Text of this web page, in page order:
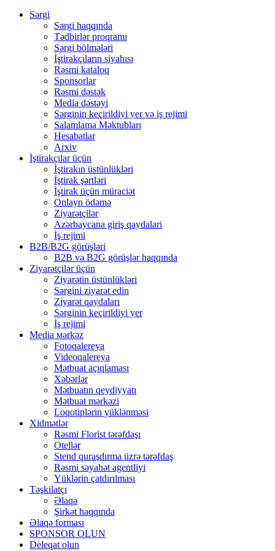
Sərgi
Sərgi haqqında
Tədbirlər proqramı
Sərgi bölmələri
İştirakçıların siyahısı
Rəsmi kataloq
Sponsorlar
Rəsmi dəstək
Media dəstəyi
Sərginin keçirildiyi yer və iş rejimi
Salamlama Məktubları
Hesabatlar
Arxiv
İştirakçılar üçün
İştirakın üstünlükləri
İştirak şərtləri
İştirak üçün müraciət
Onlayn ödəmə
Ziyarətçilər
Azərbaycana giriş qaydalari
İş rejimi
B2B/B2G görüşləri
B2B və B2G görüşlər haqqında
Ziyarətçilər üçün
Ziyarətin üstünlükləri
Sərgini ziyarət edin
Ziyarət qaydaları
Sərginin keçirildiyi yer
İş rejimi
Media мərkəz
Fotoqalereya
Videoqalereya
Mətbuat açıqlaması
Xəbərlər
Mətbuatın qeydiyyatı
Mətbuat mərkəzi
Loqotiplərin yüklənməsi
Xidmətlər
Rəsmi Florist tərəfdaşı
Otellər
Stend quraşdırma üzrə tərəfdaş
Rəsmi səyahət agentliyi
Yüklərin çatdırılması
Təşkilatçı
Əlaqə
Şirkət haqqında
Əlaqə forması
SPONSOR OLUN
Deleqat olun